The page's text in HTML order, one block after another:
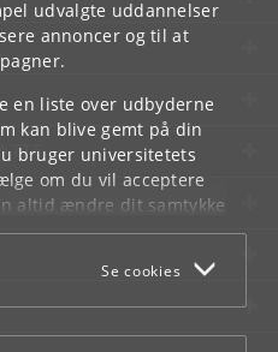
udvalgte uddannelser
annoncer og til at
en liste over udbyderne
kan blive gemt på din
bruger universitetets
om du vil acceptere
altid ændre dit samtykke
som du finder i
Se cookies